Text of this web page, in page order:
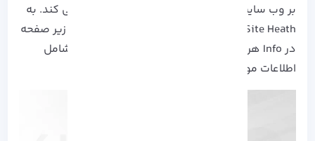
بر وب سایت و بهبود مشکلات آن به شما کمک می کند. به
Site Heath در قسمت داشبورد مراجعه کنید و در زیر صفحه
در Info هر دو بخش Media Handeling و Server شامل
اطلاعات مورد نیاز شماست.